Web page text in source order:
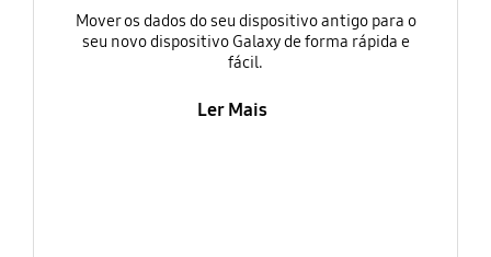
Mover os dados do seu dispositivo antigo para o
seu novo dispositivo Galaxy de forma rápida e
fácil.
Ler Mais